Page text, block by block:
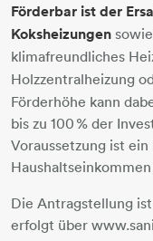
Förderbar ist der
Koksheizungen
klimafreundliches
Holzzentralheizung
Förderhöhe kann
bis zu 100 % der
Voraussetzung ist
Die Antragstellung
erfolgt über